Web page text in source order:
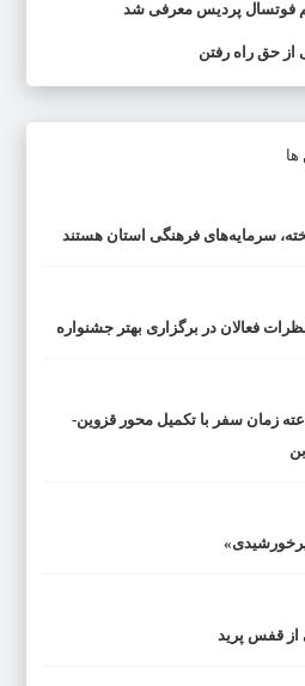
فوتسال پردیس معرفی شد
از حق راه رفتن
ها
سرمایه‌های فرهنگی استان هستند
فعالان در برگزاری بهتر جشنواره
۳ ساعته زمان سفر با تکمیل محور قزوین-
از قفس پرید